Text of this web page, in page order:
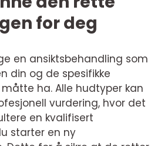
for deg
en ansiktsbehandling som
din og de spesifikke
ha. Alle hudtyper kan
vurdering, hvor det
en kvalifisert
starter en ny